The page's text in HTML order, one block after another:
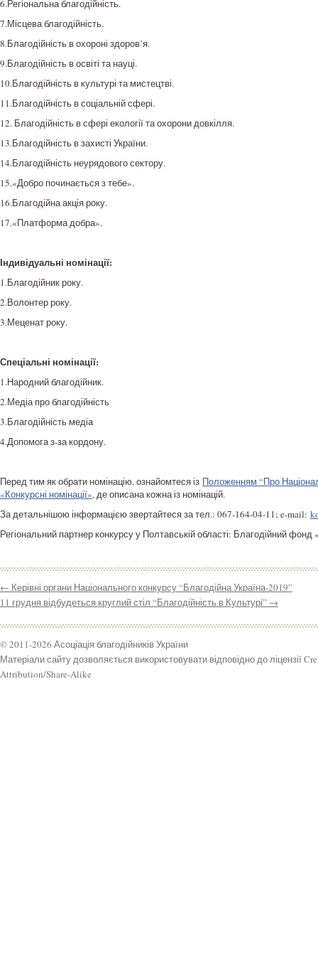
6.Регіональна благодійність.
7.Місцева благодійність.
8.Благодійність в охороні здоров’я.
9.Благодійність в освіті та науці.
10.Благодійність в культурі та мистецтві.
11.Благодійність в соціальній сфері.
12. Благодійність в сфері екології та охорони довкілля.
13.Благодійність в захисті України.
14.Благодійність неурядового сектору.
15.«Добро починається з тебе».
16.Благодійна акція року.
17.«Платформа добра».
Індивідуальні номінації:
1.Благодійник року.
2.Волонтер року.
3.Меценат року.
Спеціальні номінації:
1.Народний благодійник.
2.Медіа про благодійність
3.Благодійність медіа
4.Допомога з-за кордону.
Перед тим як обрати номінацію, ознайомтеся із Положенням “Про
«Конкурсні номінації», де описана кожна із номінацій.
За детальнішою інформацією звертайтеся за тел.: 067-164-04-11; e-mail:
Регіональний партнер конкурсу у Полтавській області: Благодійний
← Керівні органи Національного конкурсу “Благодійна Україна-2019”
11 грудня відбудеться круглий стіл “Благодійність в Культурі” →
© 2011-2026 Асоціація благодійників України
Матеріали сайту дозволяється використовувати відповідно до ліцензії
Attribution/Share-Alike